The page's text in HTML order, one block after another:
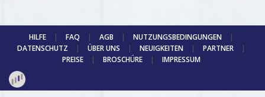
HILFE | FAQ | AGB | NUTZUNGSBEDINGUNGEN
|
DATENSCHUTZ
| ÜBER UNS | NEUIGKEITEN | PARTNER
|
PREISE
| BROSCHÜRE | IMPRESSUM